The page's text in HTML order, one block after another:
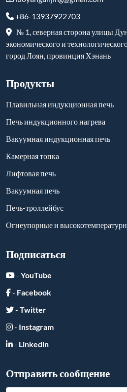
Вакуумная печь
Печь-троллейбус
- YouTube
-Facebook
-Twitter
-Instagram
-Linkedin
Отправить сообщение
Copyright ©2026All